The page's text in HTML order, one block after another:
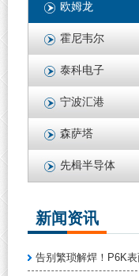
欧姆龙
霍尼韦尔
泰科电子
宁波汇港
森萨塔
先楫半导体
新闻资讯
告别繁琐解焊！P6K